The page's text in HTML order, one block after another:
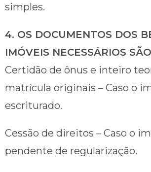
simples.
4. OS DOCUMENTOS DOS
IMÓVEIS NECESSÁRIOS
Certidão de ônus e inteiro
matrícula originais – Caso o
escriturado.
Cessão de direitos – Caso o
pendente de regularização.